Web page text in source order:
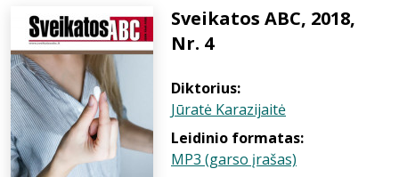
Sveikatos ABC, 2018,
Nr. 4
Diktorius:
Jūratė Karazijaitė
Leidinio formatas:
MP3 (garso įrašas)